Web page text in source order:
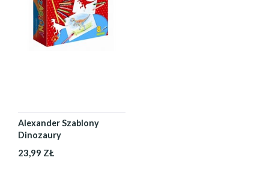
Alexander Szablony
Dinozaury
23,99 ZŁ